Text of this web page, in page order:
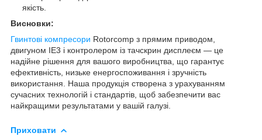
якість.
Висновки:
Гвинтові компресори Rotorcomp з прямим приводом,
двигуном IE3 і контролером із тачскрин дисплеєм — це
надійне рішення для вашого виробництва, що гарантує
ефективність, низьке енергоспоживання і зручність
використання. Наша продукція створена з урахуванням
сучасних технологій і стандартів, щоб забезпечити вас
найкращими результатами у вашій галузі.
Приховати